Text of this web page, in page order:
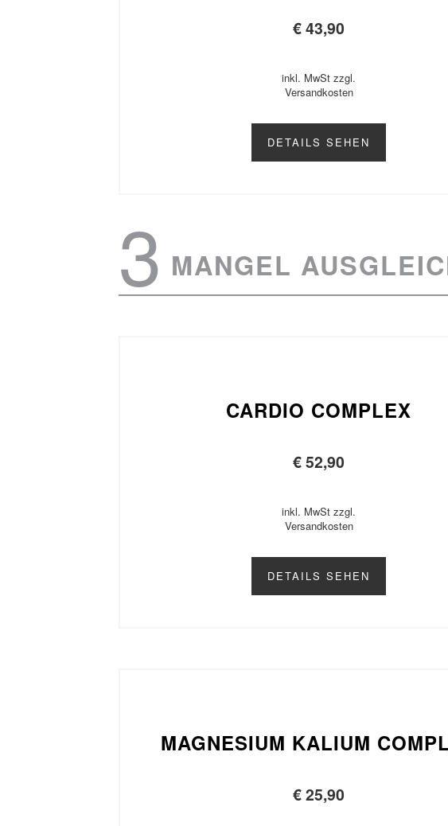
€43,90
inkl. MwSt zzgl.
Versandkosten
DETAILS SEHEN
MANGEL
CARDIO COMPLEX
€52,90
inkl. MwSt zzgl.
Versandkosten
DETAILS SEHEN
MAGNESIUM KALIUM
€25,90